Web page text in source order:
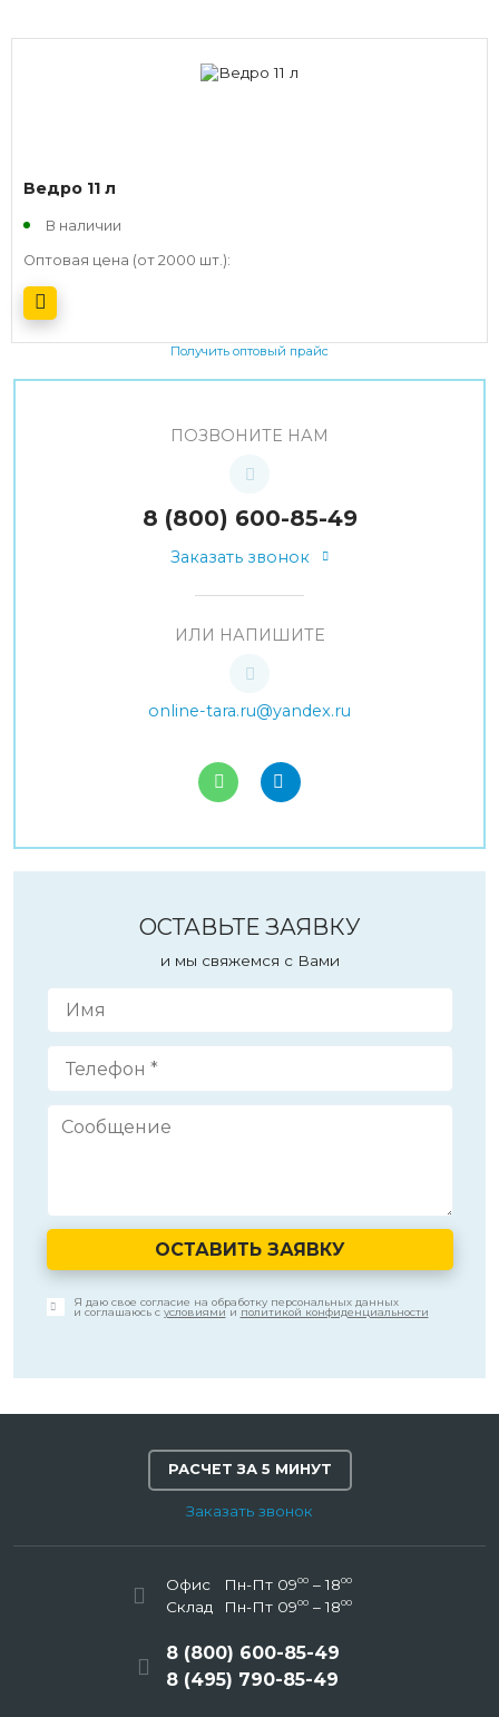
Ведро 11 л
В наличии
Оптовая цена (от 2000 шт.):
Получить оптовый прайс
ПОЗВОНИТЕ НАМ
8 (800) 600-85-49
Заказать звонок
ИЛИ НАПИШИТЕ
online-tara.ru@yandex.ru
ОСТАВЬТЕ ЗАЯВКУ
и мы свяжемся с Вами
ОСТАВИТЬ ЗАЯВКУ
Я даю свое согласие на обработку персональных данных
и соглашаюсь с условиямии политикой конфиденциальности
РАСЧЕТ ЗА 5 МИНУТ
Заказать звонок
Офис Пн-Пт 0900– 1800
Склад Пн-Пт 0900– 1800
8 (800) 600-85-49
8 (495) 790-85-49